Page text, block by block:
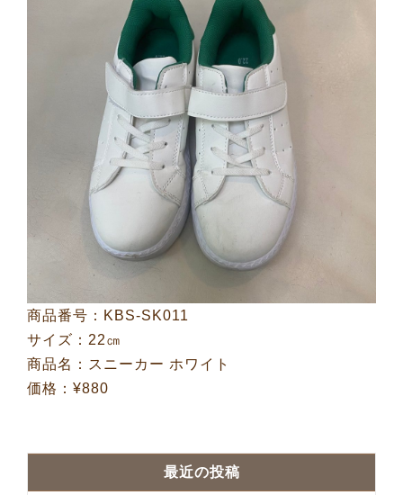
商品番号：KBS-SK011
サイズ：22㎝
商品名：スニーカー ホワイト
価格：¥880
最近の投稿